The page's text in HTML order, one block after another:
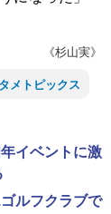
《杉山実》
メトピックス
イベントに激
ルフクラブで